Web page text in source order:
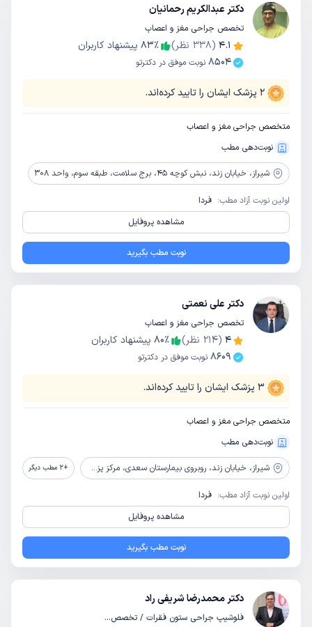
دکتر عبدالکریم رحمانیان
تخصص جراحی مغز و اعصاب
4.1
(
338 نظر) 83٪
پیشنهاد کاربران
8504 نوبت موفق در دکترتو
2 پزشک ایشان را تایید کرده‌اند.
متخصص جراحی مغز و اعصاب
نوبت‌دهی مطب
شیراز، خیابان زند، نبش کوچه 45، برج سلامت، طبقه سوم، واحد 308
اولین نوبت آزاد مطب: فردا
مشاهده پروفایل
نوبت مطب بگیرید
دکتر علی نعمتی
تخصص جراحی مغز و اعصاب
4
(
214 نظر) 80٪
پیشنهاد کاربران
8609 نوبت موفق در دکترتو
3 پزشک ایشان را تایید کرده‌اند.
متخصص جراحی مغز و اعصاب
نوبت‌دهی مطب
شیراز، خیابان زند، روبروی بیمارستان سعدی، مرکز پزشکی شهر، طبقه سوم، واحد 10 +
2 مطب دیگر
اولین نوبت آزاد مطب: فردا
مشاهده پروفایل
نوبت مطب بگیرید
دکتر محمدرضا شریفی راد
فلوشیپ جراحی ستون فقرات / تخصص جراحی مغز و اعصاب